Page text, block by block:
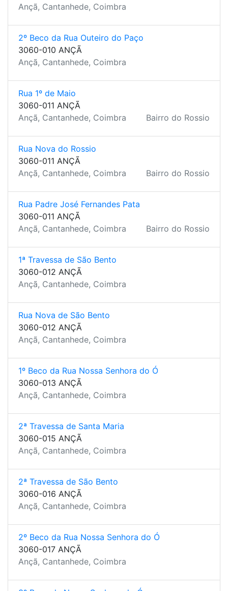
Ançã, Cantanhede, Coimbra
2º Beco da Rua Outeiro do Paço
3060-010 ANÇÃ
Ançã, Cantanhede, Coimbra
Rua 1º de Maio
3060-011 ANÇÃ
Ançã, Cantanhede, Coimbra
Bairro do Rossio
Rua Nova do Rossio
3060-011 ANÇÃ
Ançã, Cantanhede, Coimbra
Bairro do Rossio
Rua Padre José Fernandes Pata
3060-011 ANÇÃ
Ançã, Cantanhede, Coimbra
Bairro do Rossio
1ª Travessa de São Bento
3060-012 ANÇÃ
Ançã, Cantanhede, Coimbra
Rua Nova de São Bento
3060-012 ANÇÃ
Ançã, Cantanhede, Coimbra
1º Beco da Rua Nossa Senhora do Ó
3060-013 ANÇÃ
Ançã, Cantanhede, Coimbra
2ª Travessa de Santa Maria
3060-015 ANÇÃ
Ançã, Cantanhede, Coimbra
2ª Travessa de São Bento
3060-016 ANÇÃ
Ançã, Cantanhede, Coimbra
2º Beco da Rua Nossa Senhora do Ó
3060-017 ANÇÃ
Ançã, Cantanhede, Coimbra